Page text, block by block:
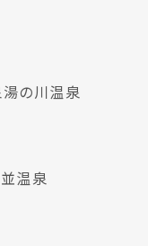
湯の川温泉
温泉